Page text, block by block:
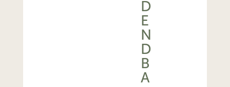
D
E
N
D
B
A